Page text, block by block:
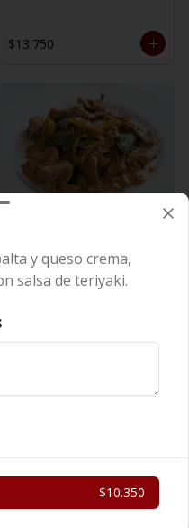
$13.750
Cerdo Mongoliano
y queso crema,
salsa de teriyaki.
$10.350